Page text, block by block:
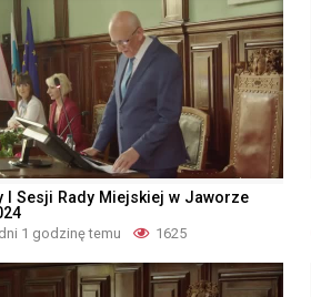
I Sesji Rady Miejskiej w Jaworze
1 godzinę temu 1625